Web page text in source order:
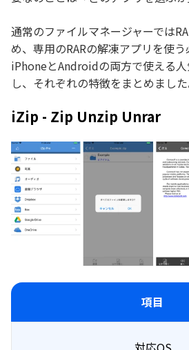
通常のファイルマネージャーでは
め、専用のRARの解凍アプリを使う
iPhoneとAndroidの両方で使える
し、それぞれの特徴をまとめました
iZip - Zip Unzip Unrar
項目